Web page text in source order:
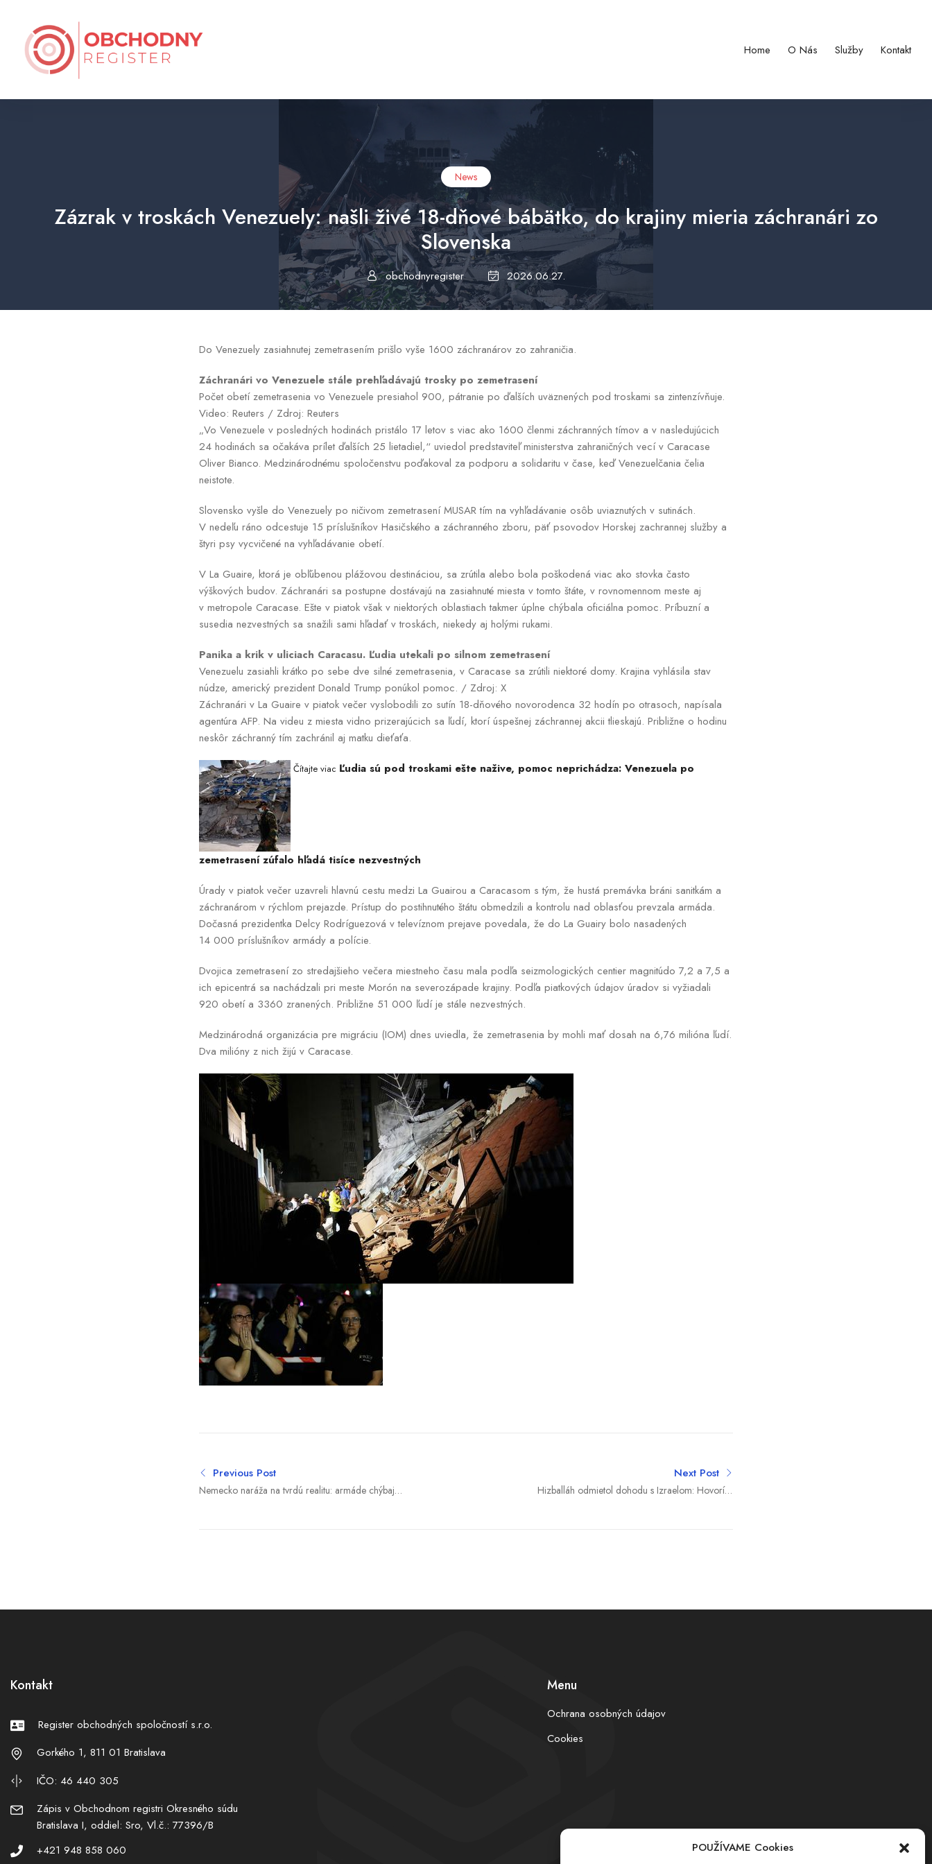
POUŽÍVAME Cookies
Home O Nás Služby Kontakt
News
Zázrak v troskách Venezuely: našli živé 18-dňové bábätko, do krajiny mieria záchranári zo
Slovenska
obchodnyregister 2026.06.27.
Do Venezuely zasiahnutej zemetrasením prišlo vyše 1600 záchranárov zo zahraničia.
Záchranári vo Venezuele stále prehľadávajú trosky po zemetrasení
Počet obetí zemetrasenia vo Venezuele presiahol 900, pátranie po ďalších uväznených pod troskami sa zintenzívňuje.
Video: Reuters / Zdroj: Reuters
„Vo Venezuele v posledných hodinách pristálo 17 letov s viac ako 1600 členmi záchranných tímov a v nasledujúcich
24 hodinách sa očakáva prílet ďalších 25 lietadiel,“ uviedol predstaviteľ ministerstva zahraničných vecí v Caracase
Oliver Bianco. Medzinárodnému spoločenstvu poďakoval za podporu a solidaritu v čase, keď Venezuelčania čelia
neistote.
Slovensko vyšle do Venezuely po ničivom zemetrasení MUSAR tím na vyhľadávanie osôb uviaznutých v sutinách.
V nedeľu ráno odcestuje 15 príslušníkov Hasičského a záchranného zboru, päť psovodov Horskej zachrannej služby a
štyri psy vycvičené na vyhľadávanie obetí.
V La Guaire, ktorá je obľúbenou plážovou destináciou, sa zrútila alebo bola poškodená viac ako stovka často
výškových budov. Záchranári sa postupne dostávajú na zasiahnuté miesta v tomto štáte, v rovnomennom meste aj
v metropole Caracase. Ešte v piatok však v niektorých oblastiach takmer úplne chýbala oficiálna pomoc. Príbuzní a
susedia nezvestných sa snažili sami hľadať v troskách, niekedy aj holými rukami.
Panika a krik v uliciach Caracasu. Ľudia utekali po silnom zemetrasení
Venezuelu zasiahli krátko po sebe dve silné zemetrasenia, v Caracase sa zrútili niektoré domy. Krajina vyhlásila stav
núdze, americký prezident Donald Trump ponúkol pomoc. / Zdroj: X
Záchranári v La Guaire v piatok večer vyslobodili zo sutín 18-dňového novorodenca 32 hodín po otrasoch, napísala
agentúra AFP. Na videu z miesta vidno prizerajúcich sa ľudí, ktorí úspešnej záchrannej akcii tlieskajú. Približne o hodinu
neskôr záchranný tím zachránil aj matku dieťaťa.
Čítajte viac Ľudia sú pod troskami ešte nažive, pomoc neprichádza: Venezuela po
zemetrasení zúfalo hľadá tisíce nezvestných
Úrady v piatok večer uzavreli hlavnú cestu medzi La Guairou a Caracasom s tým, že hustá premávka bráni sanitkám a
záchranárom v rýchlom prejazde. Prístup do postihnutého štátu obmedzili a kontrolu nad oblasťou prevzala armáda.
Dočasná prezidentka Delcy Rodríguezová v televíznom prejave povedala, že do La Guairy bolo nasadených
14 000 príslušníkov armády a polície.
Dvojica zemetrasení zo stredajšieho večera miestneho času mala podľa seizmologických centier magnitúdo 7,2 a 7,5 a
ich epicentrá sa nachádzali pri meste Morón na severozápade krajiny. Podľa piatkových údajov úradov si vyžiadali
920 obetí a 3360 zranených. Približne 51 000 ľudí je stále nezvestných.
Medzinárodná organizácia pre migráciu (IOM) dnes uviedla, že zemetrasenia by mohli mať dosah na 6,76 milióna ľudí.
Dva milióny z nich žijú v Caracase.
Previous Post
Nemecko naráža na tvrdú realitu: armáde chýbajú
Next Post
Hizballáh odmietol dohodu s Izraelom: Hovorí o
Kontakt
Register obchodných spoločností s.r.o.
Gorkého 1, 811 01 Bratislava
IČO: 46 440 305
Zápis v Obchodnom registri Okresného súdu
Bratislava I, oddiel: Sro, Vl.č.: 77396/B
+421 948 858 060
Menu
Ochrana osobných údajov
Cookies